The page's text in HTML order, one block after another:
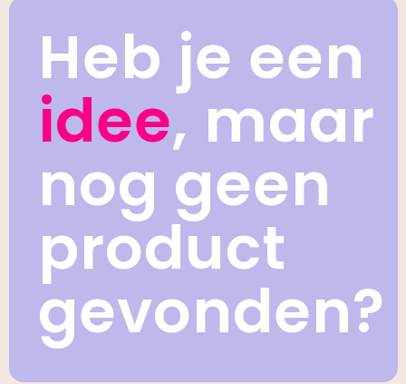
Heb je een
idee, maar
nog geen
product
gevonden?